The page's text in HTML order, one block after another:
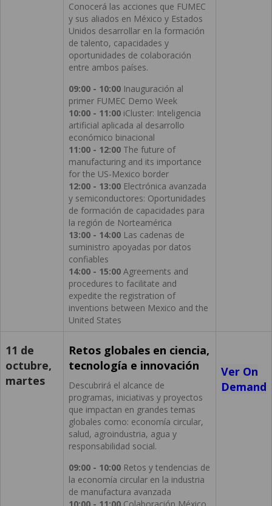
Conocerá las acciones que FUMEC
y sus aliados en México y Estados
Unidos desarrollar en la formación
de talento, capacidades y
oportunidades de colaboración
entre ambos países.
09:00 - 10:00 Inauguración al
primer FUMEC Demo Week
10:00 - 11:00 iCluster: Inteligencia
artificial aplicada al desarrollo
económico binacional
11:00 - 12:00 The future of
manufacturing and its importance
for the US-Mexico border
12:00 - 13:00 Electrónica avanzada
y semiconductores: Oportunidades
de formación de capacidades para
la región de Norteamérica
13:00 - 14:00 Las cadenas de
suministro apoyadas por datos
confiables
14:00 - 15:00 Agreements and
procedures to facilitate and
expedite the registration of
inventions between Mexico and the
United States
11 de
octubre,
martes
Retos globales en ciencia,
tecnología e innovación
Descubrirá el alcance de
programas, iniciativas y proyectos
que impactan en grandes temas
globales como: economía circular,
salud, agroindustria, agua y
responsabilidad social.
09:00 - 10:00 Retos y tendencias de
la economía circular en la industria
de manufactura avanzada
Ver On
Demand